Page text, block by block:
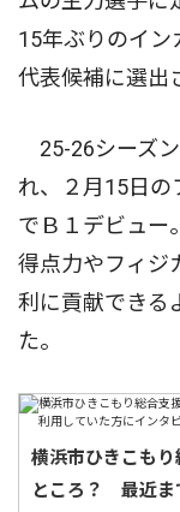
15年ぶりのイン
代表候補に選出
25-26シーズ
れ、２月15日の
でＢ１デビュー
得点力やフィジ
利に貢献できる
た。
横浜市ひきこも
ところ？ 最近ま